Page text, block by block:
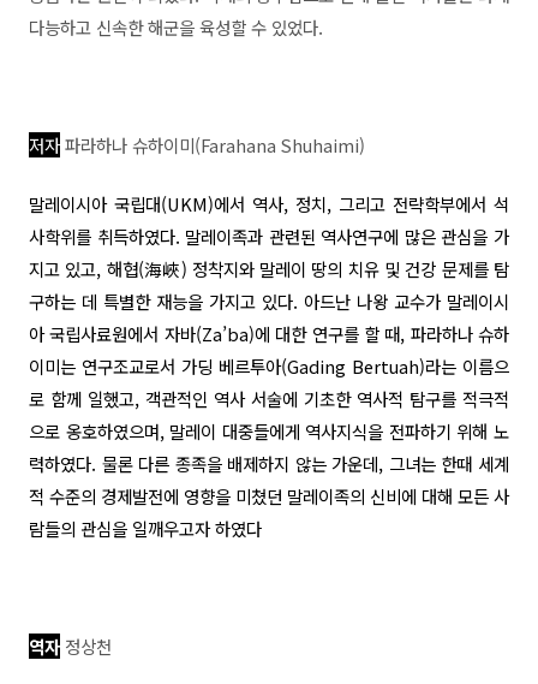
다능하고 신속한 해군을 육성할 수 있었다.
저자파라하나 슈하이미(Farahana Shuhaimi)
말레이시아 국립대(UKM)에서 역사, 정치, 그리고 전략학부에서 석
사학위를 취득하였다. 말레이족과 관련된 역사연구에 많은 관심을 가
지고 있고, 해협(海峽) 정착지와 말레이 땅의 치유 및 건강 문제를 탐
구하는 데 특별한 재능을 가지고 있다. 아드난 나왕 교수가 말레이시
아 국립사료원에서 자바(Za’ba)에 대한 연구를 할 때, 파라하나 슈하
이미는 연구조교로서 가딩 베르투아(Gading Bertuah)라는 이름으
로 함께 일했고, 객관적인 역사 서술에 기초한 역사적 탐구를 적극적
으로 옹호하였으며, 말레이 대중들에게 역사지식을 전파하기 위해 노
력하였다. 물론 다른 종족을 배제하지 않는 가운데, 그녀는 한때 세계
적 수준의 경제발전에 영향을 미쳤던 말레이족의 신비에 대해 모든 사
람들의 관심을 일깨우고자 하였다
역자 정상천